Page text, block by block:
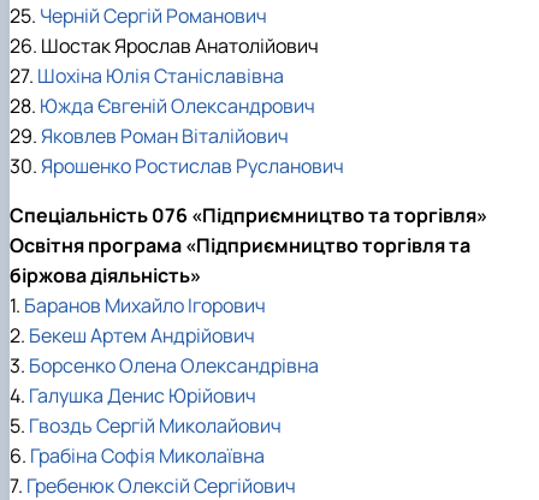
25. Черній Сергій Романович
26. Шостак Ярослав Анатолійович
27. Шохіна Юлія Станіславівна
28. Южда Євгеній Олександрович
29.Яковлев Роман Віталійович
30.Ярошенко Ростислав Русланович
Спеціальність 076 «Підприємництво та торгівля»
Освітня програма «Підприємництво торгівля та
біржова діяльність»
1. Баранов Михайло Ігорович
2. Бекеш Артем Андрійович
3. Борсенко Олена Олександрівна
4. Галушка Денис Юрійович
5. Гвоздь Сергій Миколайович
6. Грабіна Софія Миколаївна
7. Гребенюк Олексій Сергійович